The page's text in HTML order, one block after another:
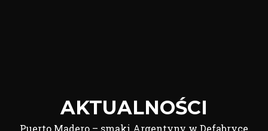
AKTUALNOŚCI
Puerto Madero – smaki Argentyny w Defabryce